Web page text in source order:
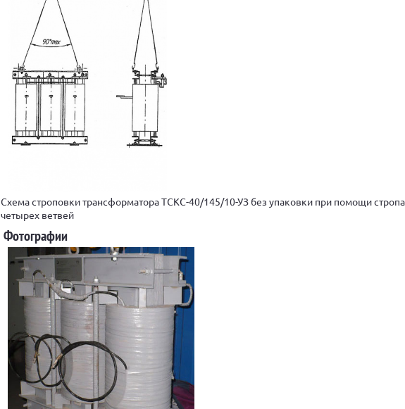
Схема строповки трансформатора ТСКС-40/145/10-УЗ без упаковки при помощи
четырех ветвей
Фотографии